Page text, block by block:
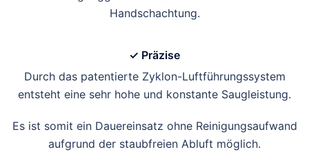
Handschachtung.
✓ Präzise
Durch das patentierte Zyklon-Luftführungssystem
entsteht eine sehr hohe und konstante Saugleistung.
Es ist somit ein Dauereinsatz ohne Reinigungsaufwand
aufgrund der staubfreien Abluft möglich.